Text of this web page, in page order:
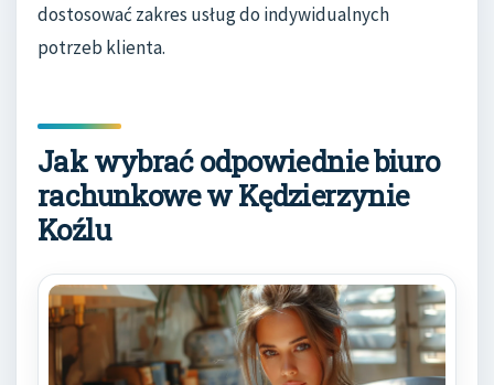
dostosować zakres usług do indywidualnych
potrzeb klienta.
Jak wybrać odpowiednie biuro
rachunkowe w Kędzierzynie
Koźlu